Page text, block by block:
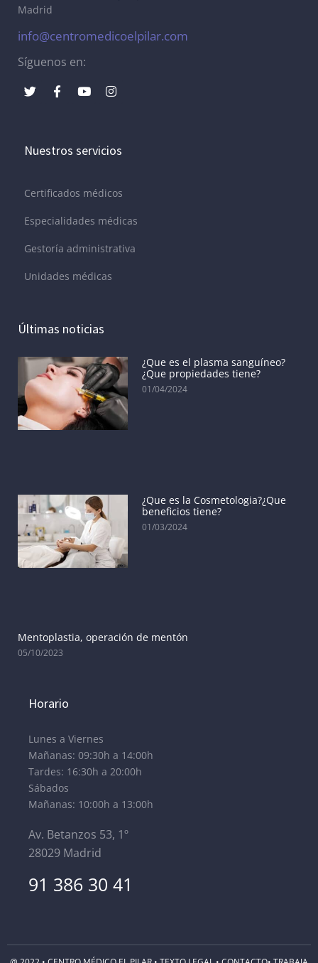
Madrid
info@centromedicoelpilar.com
Síguenos en:
Nuestros servicios
Certificados médicos
Especialidades médicas
Gestoría administrativa
Unidades médicas
Últimas noticias
¿Que es el plasma sanguíneo?
¿Que propiedades tiene?
01/04/2024
¿Que es la Cosmetologia?¿Que
beneficios tiene?
01/03/2024
Mentoplastia, operación de mentón
05/10/2023
Horario
Lunes a Viernes
Mañanas: 09:30h a 14:00h
Tardes: 16:30h a 20:00h
Sábados
Mañanas: 10:00h a 13:00h
Av. Betanzos 53, 1º
28029 Madrid
91 386 30 41